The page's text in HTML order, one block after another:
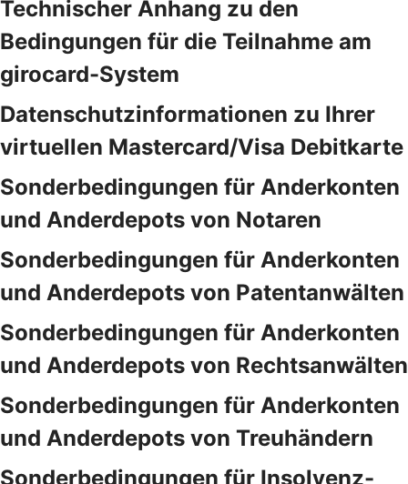
Technischer Anhang zu den
Bedingungen für die Teilnahme am
girocard-System
Datenschutzinformationen zu Ihrer
virtuellen Mastercard/Visa Debitkarte
Sonderbedingungen für Anderkonten
und Anderdepots von Notaren
Sonderbedingungen für Anderkonten
und Anderdepots von Patentanwälten
Sonderbedingungen für Anderkonten
und Anderdepots von Rechtsanwälten
Sonderbedingungen für Anderkonten
und Anderdepots von Treuhändern
Sonderbedingungen für Insolvenz-